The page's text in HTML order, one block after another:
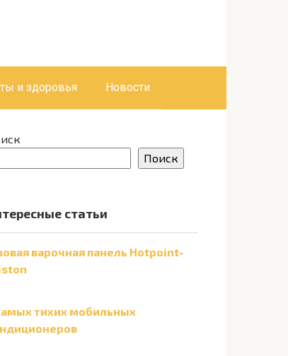
и здоровья Новости
Поиск
статьи
варочная панель Hotpoint-
тихих мобильных